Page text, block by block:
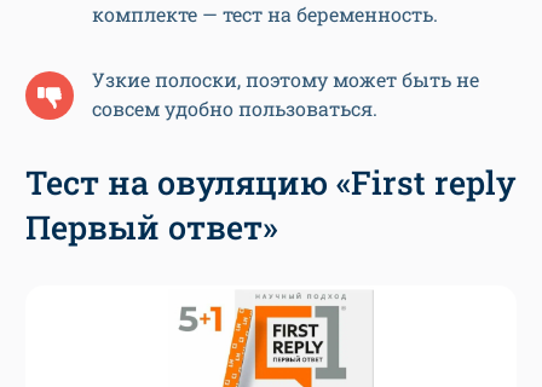
комплекте — тест на беременность.
Узкие полоски, поэтому может быть не
совсем удобно пользоваться.
Тест на овуляцию «First reply
Первый ответ»